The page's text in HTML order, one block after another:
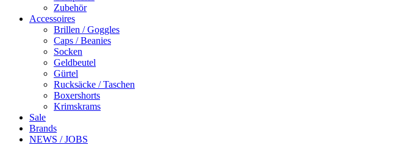
Zubehör
Accessoires
Brillen / Goggles
Caps / Beanies
Socken
Geldbeutel
Gürtel
Rucksäcke / Taschen
Boxershorts
Krimskrams
Sale
Brands
NEWS / JOBS